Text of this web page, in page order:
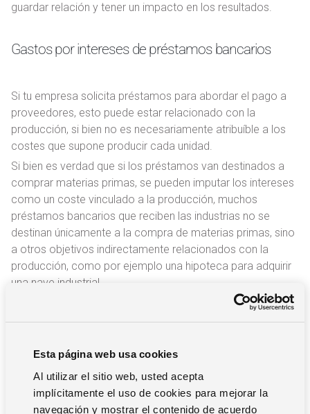
Esta página web usa cookies
Al utilizar el sitio web, usted acepta
implícitamente el uso de cookies para mejorar la
navegación y mostrar el contenido de acuerdo
guardar relación y tener un impacto en los resultados.
Gastos por intereses de préstamos bancarios
Si tu empresa solicita préstamos para abordar el pago a
proveedores, esto puede estar relacionado con la
producción, si bien no es necesariamente atribuíble a los
costes que supone producir cada unidad.
Si bien es verdad que si los préstamos van destinados a
comprar materias primas, se pueden imputar los intereses
como un coste vinculado a la producción, muchos
préstamos bancarios que reciben las industrias no se
destinan únicamente a la compra de materias primas, sino
a otros objetivos indirectamente relacionados con la
producción, como por ejemplo una hipoteca para adquirir
una nave industrial.
¿Cómo calcular los costes indirectos
Calcular los costes indirectos de producción supone
distribuir de manera adecuada los costes entre los